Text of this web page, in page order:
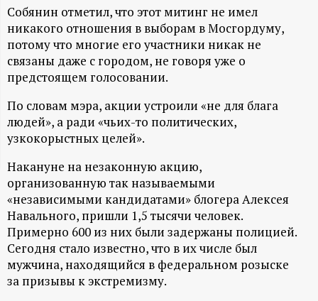
ф
о
р
м
а
ц
и
о
н
Собянин отметил, что этот митинг не имел
никакого отношения в выборам в Мосгордуму,
потому что многие его участники никак не
связаны даже с городом, не говоря уже о
предстоящем голосовании.
По словам мэра, акции устроили «не для блага
людей», а ради «чьих-то политических,
узкокорыстных целей».
Накануне на незаконную акцию,
организованную так называемыми
«независимыми кандидатами» блогера Алексея
Навального, пришли 1,5 тысячи человек.
Примерно 600 из них были задержаны полицией.
Сегодня стало известно, что в их числе был
мужчина, находящийся в федеральном розыске
за призывы к экстремизму.